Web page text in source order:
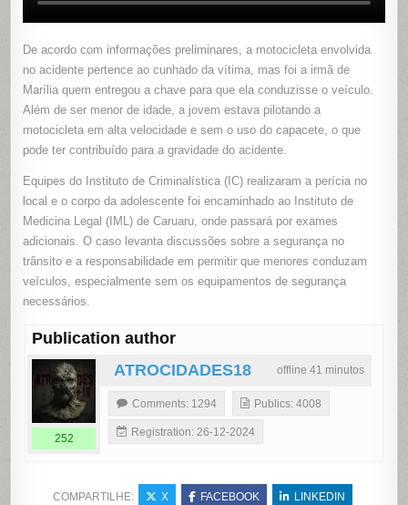
De acordo com informações preliminares, a motocicleta envolvida
no acidente pertence ao cunhado da vítima, mas foi a irmã de
Marília quem entregou a chave para que ela conduzisse o veículo.
Além de ser menor de idade, a jovem estava pilotando a
motocicleta em alta velocidade e sem o uso do capacete, o que
pode ter contribuído para a gravidade do acidente.
Equipes do Instituto de Criminalística (IC) realizaram a perícia no
local e o corpo da adolescente foi encaminhado ao Instituto de
Medicina Legal (IML) de Caruaru, onde passará por exames
adicionais. O caso levanta discussões sobre a segurança no
trânsito e a responsabilidade em permitir que menores conduzam
veículos, especialmente sem os equipamentos de segurança
necessários.
Publication author
offline 41 minutos
ATROCIDADES18
252
Comments: 1294 Publics: 4008
Registration: 26-12-2024
COMPARTILHE: X FACEBOOK LINKEDIN